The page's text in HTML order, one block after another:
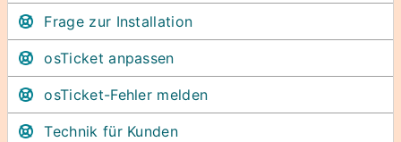
Frage zur Installation
osTicket anpassen
osTicket-Fehler melden
Technik für Kunden